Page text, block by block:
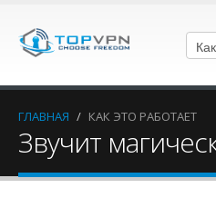
ГЛАВНАЯ / КАК ЭТО РАБОТАЕТ
Звучит